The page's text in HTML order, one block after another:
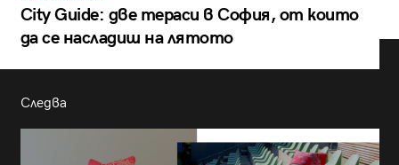
City Guide: две тераси в София, от които
да се насладиш на лятото
Следва